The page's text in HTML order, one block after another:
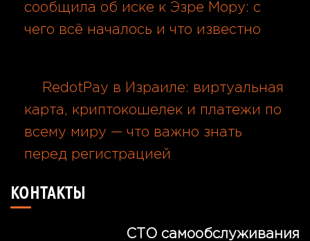
сообщила об иске к Эзре Мору: с
чего всё началось и что известно
RedotPay в Израиле: виртуальная
карта, криптокошелек и платежи по
всему миру — что важно знать
перед регистрацией
КОНТАКТЫ
СТО самообслуживания